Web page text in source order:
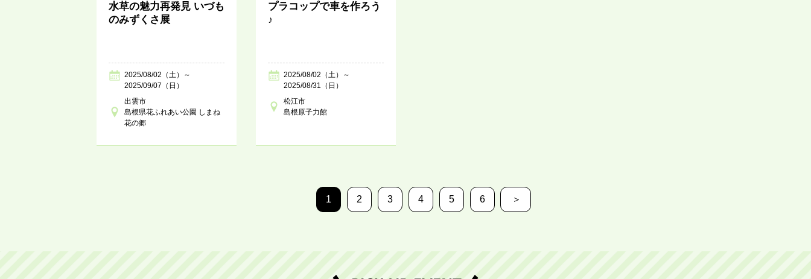
水草の魅力再発見 いづも
のみずくさ展
2025/08/02（土）～
2025/09/07（日）
出雲市
島根県花ふれあい公園 しまね
花の郷
プラコップで車を作ろう
♪
2025/08/02（土）～
2025/08/31（日）
松江市
島根原子力館
1 2 3 4 5 6 ＞